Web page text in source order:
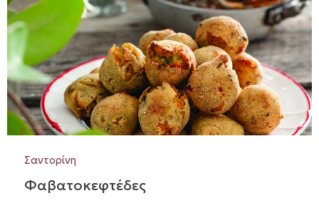
Σαντορίνη
Φαβατοκεφτέδες